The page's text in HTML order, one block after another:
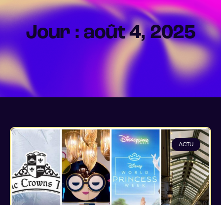
Jour : août 4, 2025
ACTU